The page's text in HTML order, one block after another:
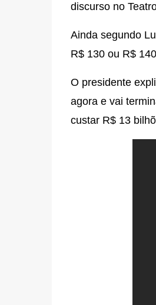
discurso no
Ainda segundo
R$ 130 ou R$
O presidente
agora e vai
custar R$ 13